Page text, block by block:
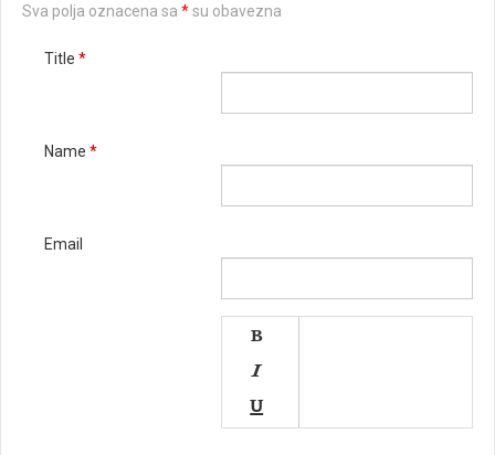
Sva polja oznacena sa *su obavezna
Title *
Name *
Email


